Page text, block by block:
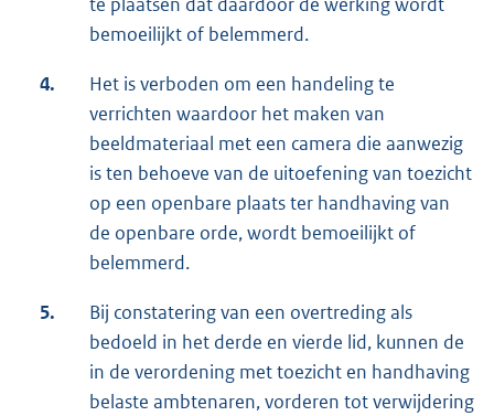
bemoeilijkt of belemmerd.
4.
Het is verboden om een handeling te
verrichten waardoor het maken van
beeldmateriaal met een camera die aanwezig
is ten behoeve van de uitoefening van toezicht
op een openbare plaats ter handhaving van
de openbare orde, wordt bemoeilijkt of
belemmerd.
5.
Bij constatering van een overtreding als
bedoeld in het derde en vierde lid, kunnen de
in de verordening met toezicht en handhaving
belaste ambtenaren, vorderen tot verwijdering